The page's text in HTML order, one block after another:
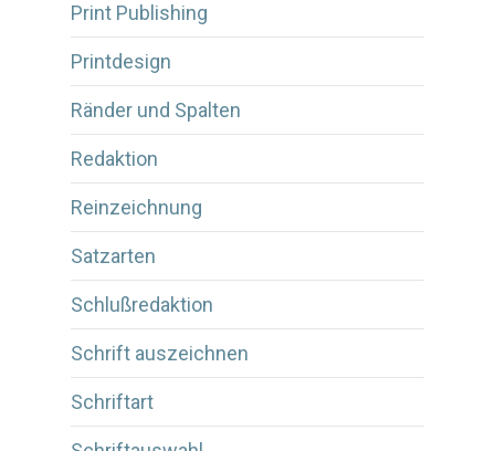
Print Publishing
Printdesign
Ränder und Spalten
Redaktion
Reinzeichnung
Satzarten
Schlußredaktion
Schrift auszeichnen
Schriftart